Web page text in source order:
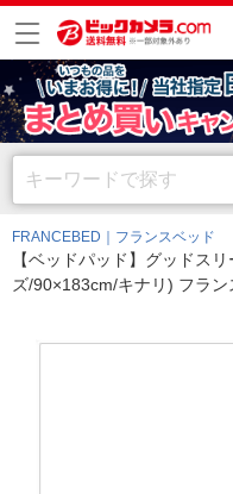
FRANCEBED｜フランスベッド
【ベッドパッド】グッドス
ズ/90×183cm/キナリ) フラン